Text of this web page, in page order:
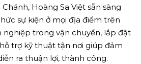
Hoàng Sa Việt sẵn sàng
sự kiện ở mọi địa điểm trên
nghiệp trong vận chuyển, lắp đặt
trợ kỹ thuật tận nơi giúp đảm
ra thuận lợi, thành công.